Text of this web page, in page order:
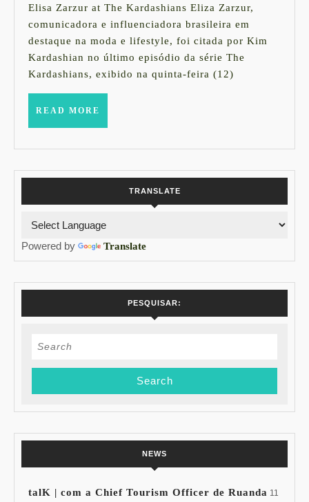
show
The
Kardashians
de
2023
Elisa Zarzur at The Kardashians Eliza Zarzur,
comunicadora e influenciadora brasileira em
destaque na moda e lifestyle, foi citada por Kim
Kardashian no último episódio da série The
Kardashians, exibido na quinta-feira (12)
READ MORE
TRANSLATE
Powered by Translate
PESQUISAR:
Search
NEWS
talK | com a Chief Tourism Officer de Ruanda 11